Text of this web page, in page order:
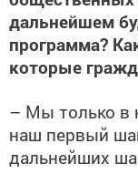
дальнейшем
программа?
которые
– Мы только в
наш первый
дальнейших